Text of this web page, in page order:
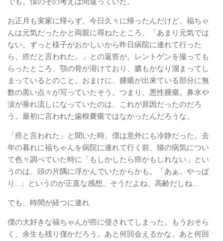
お正月も実家に帰らず、今日久々に帰ったんだけど、福ちゃ
んは元気だったかと両親に尋ねたところ、「あまり元気では
ない。ずっと様子がおかしいから昨日病院に連れて行った
ら、癌だと言われた。」との返答が。レントゲンを撮っても
らったところ、顎の骨が溶けており、膿もかなり溜まってし
まっているとのこと。おまけに、腫瘍が出来ている部分に無
数の黒い点々が写っていたそう。つまり、悪性腫瘍。鼻水や
涙が垂れ流しになっていたのは、これが原因だったのだろ
う。最初に言われた歯根嚢瘍ではなかったんだろうな。
「癌と言われた」と聞いた時、僕は意外にも冷静だった。去
年の暮れに福ちゃんを病院に連れて行く前、猫の病気につい
て色々調べていた時に「もしかしたら癌かもしれない」とい
うのは、頭の片隅に浮かんでいたからかも。「あぁ、やっぱ
り…」というのが正直な感想。そうだよね、高齢だしね…
でも、時間が経つに連れ
僕の大好きな福ちゃんが癌に侵されてしまった。もうおそら
く、余生も残り僅かだろう。あと何回会えるかな。あと何回